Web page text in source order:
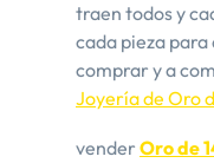
traen todos y
cada pieza para
comprar y a
Joyería de Oro
vender Oro de